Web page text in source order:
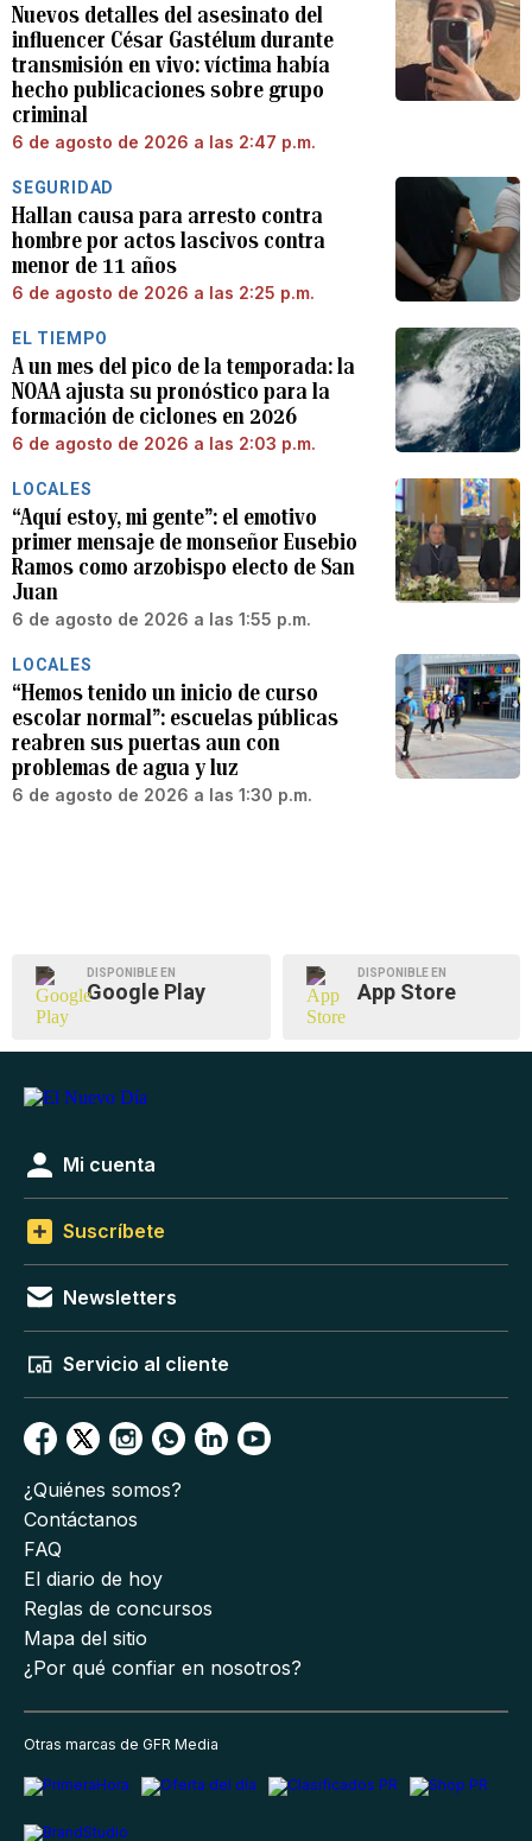
Nuevos detalles del asesinato del
influencer César Gastélum durante
transmisión en vivo: víctima había
hecho publicaciones sobre grupo
criminal
6 de agosto de 2026 a las 2:47 p.m.
SEGURIDAD
Hallan causa para arresto contra
hombre por actos lascivos contra
menor de 11 años
6 de agosto de 2026 a las 2:25 p.m.
EL TIEMPO
A un mes del pico de la temporada: la
NOAA ajusta su pronóstico para la
formación de ciclones en 2026
6 de agosto de 2026 a las 2:03 p.m.
LOCALES
“Aquí estoy, mi gente”: el emotivo
primer mensaje de monseñor Eusebio
Ramos como arzobispo electo de San
Juan
6 de agosto de 2026 a las 1:55 p.m.
LOCALES
“Hemos tenido un inicio de curso
escolar normal”: escuelas públicas
reabren sus puertas aun con
problemas de agua y luz
6 de agosto de 2026 a las 1:30 p.m.
DISPONIBLE EN
Google Play
DISPONIBLE EN
App Store
Mi cuenta
Suscríbete
Newsletters
Servicio al cliente
¿Quiénes somos?
Contáctanos
FAQ
El diario de hoy
Reglas de concursos
Mapa del sitio
¿Por qué confiar en nosotros?
Otras marcas de GFR Media